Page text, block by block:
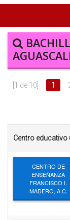
INICIO
BKS JUVENILES
INTERÉS
ESCUELA DE
[1 de 10] 1
Centro educativo
CENTRO DE
ENSEÑANZA
FRANCISCO I.
MADERO, A.C.